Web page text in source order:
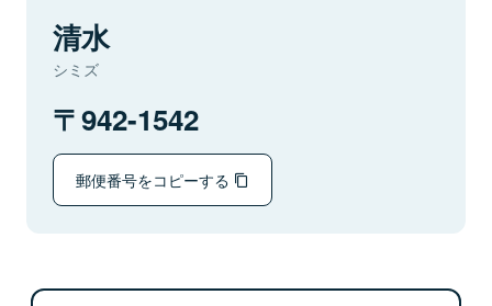
清水
シミズ
942-1542
郵便番号をコピーする